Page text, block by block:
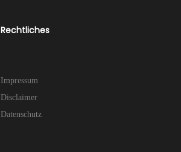
Rechtliches
Impressum
Disclaimer
Datenschutz